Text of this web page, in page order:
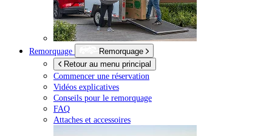
Remorquage
Remorquage
Retour au menu principal
Commencer une réservation
Vidéos explicatives
Conseils pour le remorquage
FAQ
Attaches et accessoires